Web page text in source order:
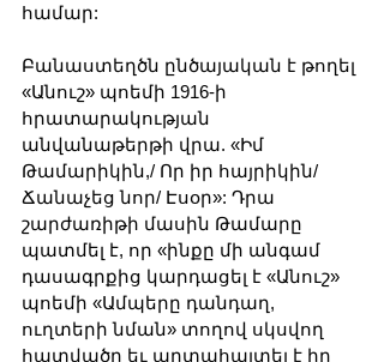
համար:
Բանաստեղծն ընծայական է թողել
«Անուշ» պոեմի 1916-ի
հրատարակության
անվանաթերթի վրա. «Իմ
Թամարիկին,/ Որ իր հայրիկին/
Ճանաչեց նոր/ Էսօր»: Դրա
շարժառիթի մասին Թամարը
պատմել է, որ «ինքը մի անգամ
դասագրքից կարդացել է «Անուշ»
պոեմի «Ամպերը դանդաղ,
ուղտերի նման» տողով սկսվող
հատվածը եւ արտահայտել է իր